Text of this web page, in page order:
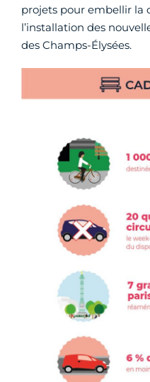
projets pour embellir la
l’installation des
des Champs-Élysées.